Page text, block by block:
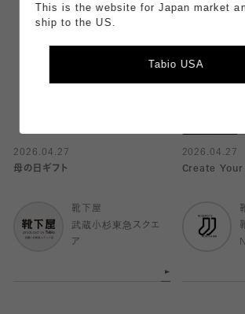
2026.04.27
母の日ギフト
靴下屋
武蔵小杉東急スクエ
ア
2026.04.27
Create
This is the website for Japan market
ship to the US.
Tabio USA